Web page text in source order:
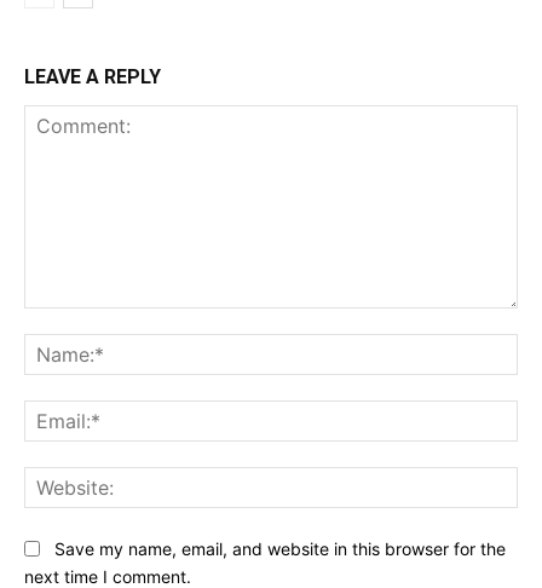
LEAVE A REPLY
Save my name, email, and website in this browser for the
next time I comment.